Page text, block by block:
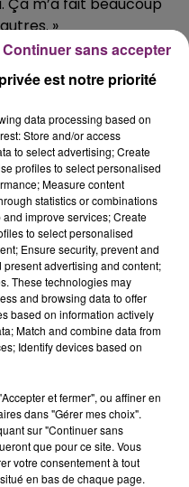
Ça m’a fait beau­coup
»
les inter­dic­tions –
ils sont partis en
même si la
pas le droit de quit­ter
sans comp­ter :
son livre, ils ont
Pas vrai­ment l’idée
« C’était
au Jour­nal du
en cava­le… surtout en
contente de moins. »
d’être Nabilla : «
mois. C’est nette­
toujours plus, s’est-
tous les deux jours
manque de rien, je n’ai
d’un joli appar­
elle a de
est notre priorité
data processing based on
Store and/or access
to select advertising; Create
profiles to select personalised
Measure content
statistics or combinations
improve services; Create
to select personalised
Ensure security, prevent and
advertising and content;
These technologies may
and browsing data to offer
based on information actively
Match and combine data from
Identify devices based on
et fermer", ou affiner en
dans "Gérer mes choix".
sur "Continuer sans
que pour ce site. Vous
votre consentement à tout
en bas de chaque page.
Continuer sans accepter